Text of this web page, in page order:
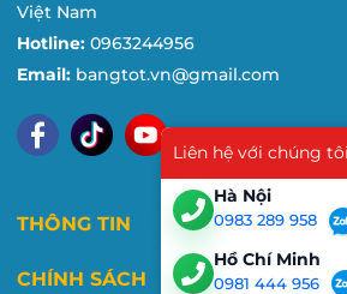
Việt Nam
Hotline: 0963244956
Email: bangtot.vn@gmail.com
THÔNG TIN
CHÍNH SÁCH
Liên hệ với chúng tôi
Hà Nội
0983 289 958
Hồ Chí Minh
0981 444 956